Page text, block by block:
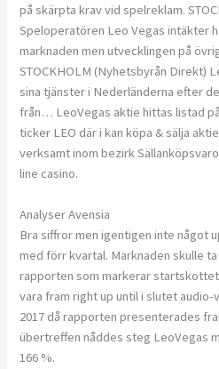
på skärpta krav vid spelreklam.
Speloperatören Leo Vegas intäkter
marknaden men utvecklingen på
STOCKHOLM (Nyhetsbyrån Direkt)
sina tjänster i Nederländerna efter
från… LeoVegas aktie hittas listad
ticker LEO där i kan köpa & sälja
verksamt inom bezirk
line casino.
Analyser Avensia
Bra siffror men igentigen inte något
med förr kvartal. Marknaden skulle
rapporten som markerar
vara fram right up until i slutet audio-
2017 då rapporten presenterades
übertreffen nåddes steg LeoVegas
166 %.